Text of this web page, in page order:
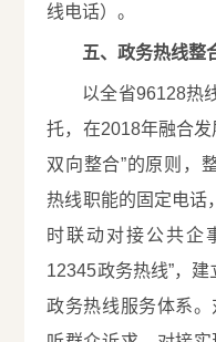
线电话）。
五、政务热线整
以全省96128热
托，在2018年融合发
双向整合”的原则，
热线职能的固定电话
时联动对接公共企
12345政务热线”，建
政务热线服务体系